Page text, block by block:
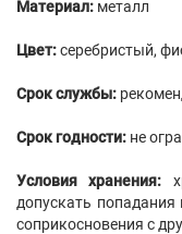
Материал: металл
Цвет:серебристый,
Срок службы:
Срок годности: не
Условия хранения:
допускать
соприкосновения с